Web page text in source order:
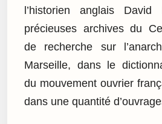
l’historien anglais
précieuses archives du
de recherche sur
Marseille, dans le
du mouvement ouvrier
dans une quantité